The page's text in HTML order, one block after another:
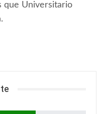
que Universitario